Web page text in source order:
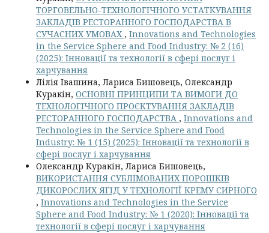
ТОРГОВЕЛЬНО-ТЕХНОЛОГІЧНОГО УСТАТКУВАННЯ
ЗАКЛАДІВ РЕСТОРАННОГО ГОСПОДАРСТВА В
СУЧАСНИХ УМОВАХ , Innovations and Technologies
in the Service Sphere and Food Industry: № 2 (16)
(2025): Інновації та технології в сфері послуг і
харчування
Лілія Івашина, Лариса Бишовець, Олександр
Куракін, ОСНОВНІ ПРИНЦИПИ ТА ВИМОГИ ДО
ТЕХНОЛОГІЧНОГО ПРОЄКТУВАННЯ ЗАКЛАДІВ
РЕСТОРАННОГО ГОСПОДАРСТВА , Innovations and
Technologies in the Service Sphere and Food
Industry: № 1 (15) (2025): Інновації та технології в
сфері послуг і харчування
Олександр Куракін, Лариса Бишовець,
ВИКОРИСТАННЯ СУБЛІМОВАНИХ ПОРОШКІВ
ДИКОРОСЛИХ ЯГІД У ТЕХНОЛОГІЇ КРЕМУ СИРНОГО
, Innovations and Technologies in the Service
Sphere and Food Industry: № 1 (2020): Інновації та
технології в сфері послуг і харчування